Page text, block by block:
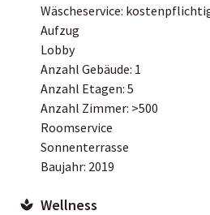
Wäscheservice:
Aufzug
Lobby
Anzahl Gebäude: 1
Anzahl Etagen: 5
Anzahl Zimmer: >500
Roomservice
Sonnenterrasse
Baujahr: 2019
Wellness